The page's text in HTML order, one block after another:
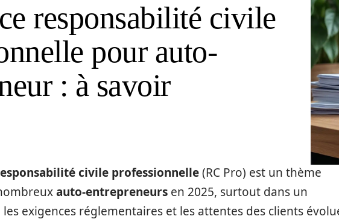
responsabilité civile
pour auto-
: à savoir
civile professionnelle(RC Pro) est un thème
auto-entrepreneurs en 2025, surtout dans un
exigences réglementaires et les attentes des clients